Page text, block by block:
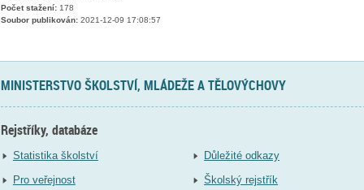
Počet stažení:178
Soubor publikován:2021-12-09 17:08:57
MINISTERSTVO ŠKOLSTVÍ, MLÁDEŽE A TĚLOVÝCHOVY
Rejstříky, databáze
Statistika školství
Pro veřejnost
Důležité odkazy
Školský rejstřík